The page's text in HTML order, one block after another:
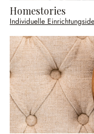
Homestories
Individuelle